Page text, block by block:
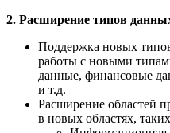
2. Расширение типов
Поддержка новых
работы с новыми
данные, финансовые
и т.д.
Расширение областей
в новых областях,